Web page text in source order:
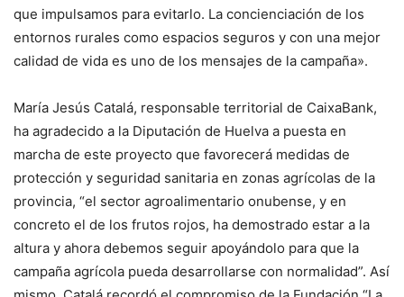
que impulsamos para evitarlo. La concienciación de los
entornos rurales como espacios seguros y con una mejor
calidad de vida es uno de los mensajes de la campaña».
María Jesús Catalá, responsable territorial de CaixaBank,
ha agradecido a la Diputación de Huelva a puesta en
marcha de este proyecto que favorecerá medidas de
protección y seguridad sanitaria en zonas agrícolas de la
provincia, “el sector agroalimentario onubense, y en
concreto el de los frutos rojos, ha demostrado estar a la
altura y ahora debemos seguir apoyándolo para que la
campaña agrícola pueda desarrollarse con normalidad”. Así